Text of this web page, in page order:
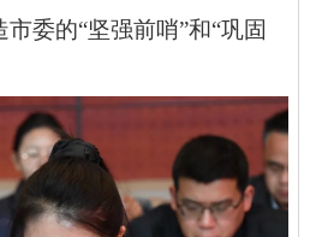
委的“坚强前哨”和“巩固